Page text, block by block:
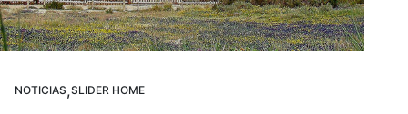
NOTICIAS,SLIDER HOME